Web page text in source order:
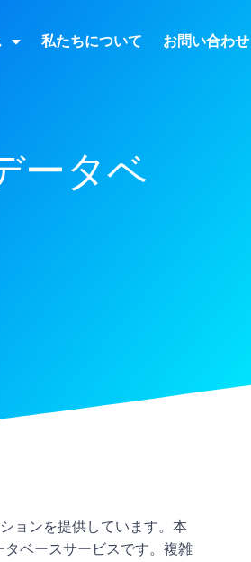
私たちについて お問い合わせ
ータベ
ョンを提供しています。本
ベースサービスです。複雑